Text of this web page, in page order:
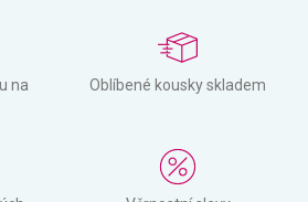
na
Oblíbené kousky skladem